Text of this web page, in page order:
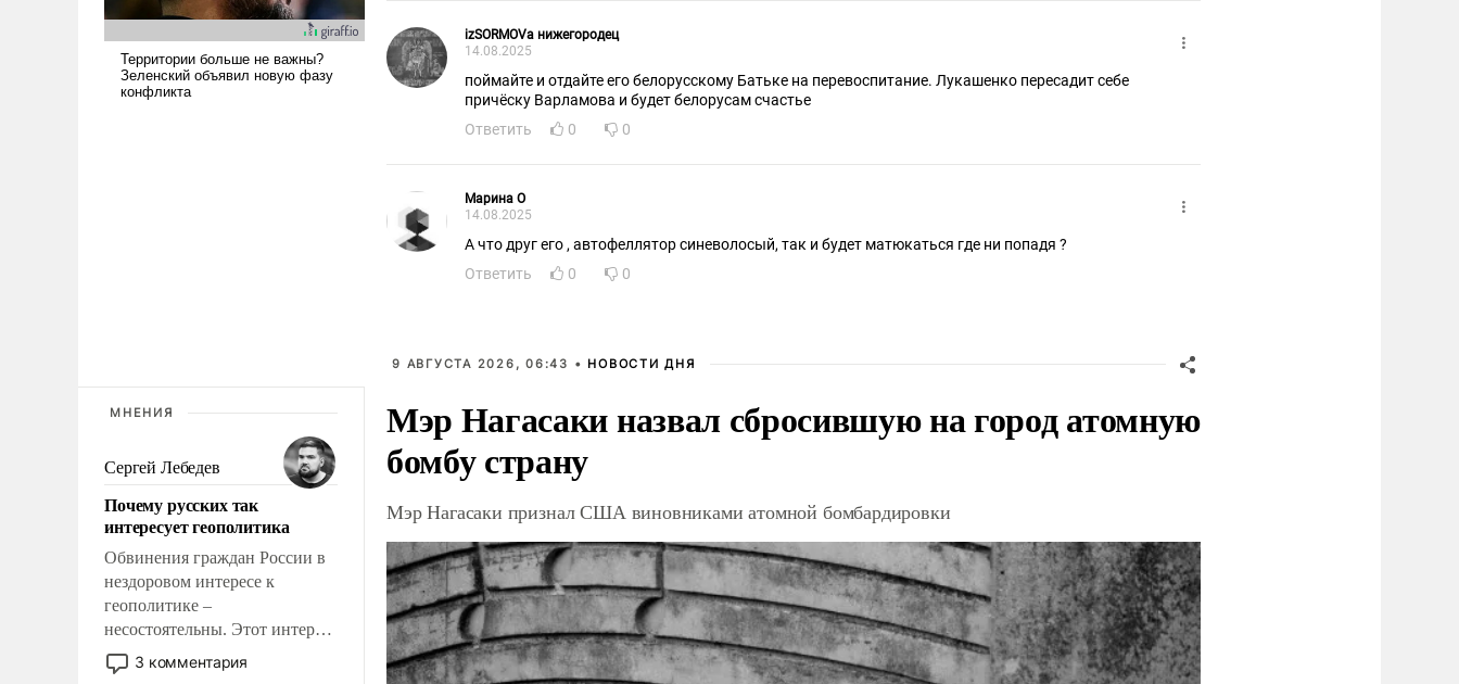
МНЕНИЯ
Сергей Лебедев
Почему русских так
интересует геополитика
Обвинения граждан России в
нездоровом интересе к
геополитике –
несостоятельны. Этот интерес
рационален и прагматичен. Он
обусловлен тысячелетним
3 комментария
izSORMOVa нижегородец
14.08.2025
поймайте и отдайте его белорусскому Батьке на перевоспитание. Лукашенко пересадит себе
причёску Варламова и будет белорусам счастье
Ответить
0 0
Марина О
14.08.2025
А что друг его , автофеллятор синеволосый, так и будет матюкаться где ни попадя ?
Ответить
0 0
9 АВГУСТА 2026, 06:43 • НОВОСТИ ДНЯ
Мэр Нагасаки назвал сбросившую на город атомную
бомбу страну
Мэр Нагасаки признал США виновниками атомной бомбардировки